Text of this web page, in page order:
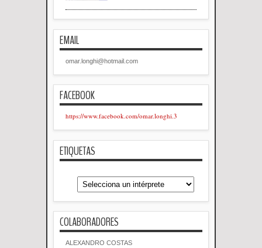
EMAIL
omar.longhi@hotmail.com
FACEBOOK
https://www.facebook.com/omar.longhi.3
ETIQUETAS
COLABORADORES
ALEXANDRO COSTAS